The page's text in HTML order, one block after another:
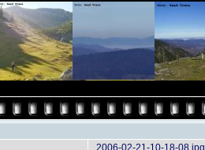
2006-02-21-10-18-08.jpg